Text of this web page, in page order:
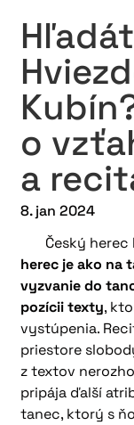
o
a
8. jan 2024
Český herec
herec je ako na
vyzvanie do
pozícii texty,
vystúpenia.
priestore
z textov
pripája ďalší
tanec, ktorý s